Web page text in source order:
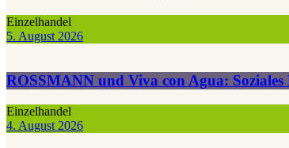
Einzelhandel
5. August 2026
ROSSMANN und Viva con Agua:
Einzelhandel
4. August 2026